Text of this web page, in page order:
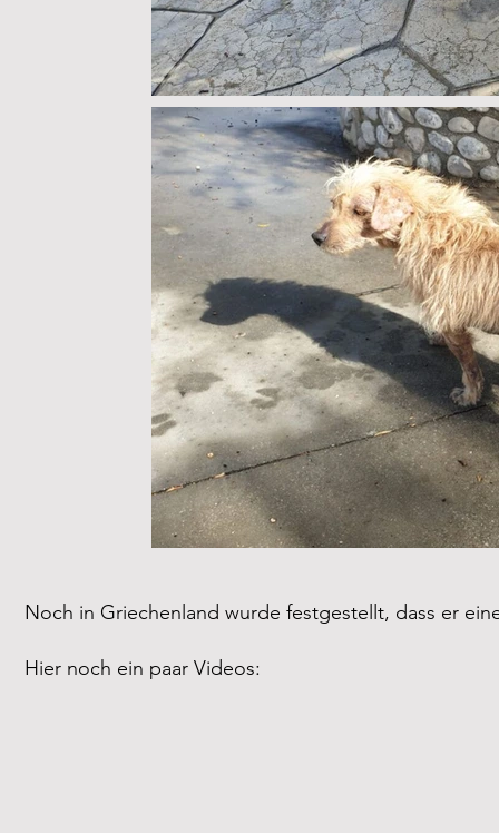
Noch in Griechenland wurde festgestellt, dass er
Hier noch ein paar Videos: